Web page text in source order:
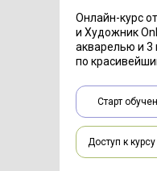
Онлайн-курс
и Художник
акварелью и 3
по
Доступ к
Старт